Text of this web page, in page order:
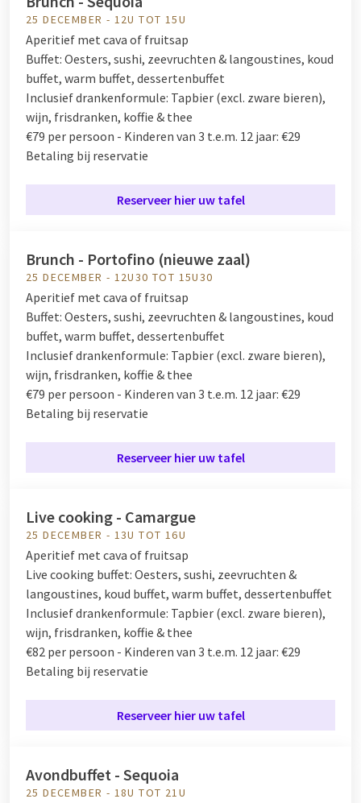
25 DECEMBER - 12U TOT 15U
Aperitief met cava of fruitsap
Buffet: Oesters, sushi, zeevruchten & langoustines, koud
buffet, warm buffet, dessertenbuffet
Inclusief drankenformule: Tapbier (excl. zware bieren),
wijn, frisdranken, koffie & thee
€79 per persoon - Kinderen van 3 t.e.m. 12 jaar: €29
Betaling bij reservatie
Reserveer hier uw tafel
Brunch - Portofino (nieuwe zaal)
25 DECEMBER - 12U30 TOT 15U30
Aperitief met cava of fruitsap
Buffet: Oesters, sushi, zeevruchten & langoustines, koud
buffet, warm buffet, dessertenbuffet
Inclusief drankenformule: Tapbier (excl. zware bieren),
wijn, frisdranken, koffie & thee
€79 per persoon - Kinderen van 3 t.e.m. 12 jaar: €29
Betaling bij reservatie
Reserveer hier uw tafel
Live cooking - Camargue
25 DECEMBER - 13U TOT 16U
Aperitief met cava of fruitsap
Live cooking buffet: Oesters, sushi, zeevruchten &
langoustines, koud buffet, warm buffet, dessertenbuffet
Inclusief drankenformule: Tapbier (excl. zware bieren),
wijn, frisdranken, koffie & thee
€82 per persoon - Kinderen van 3 t.e.m. 12 jaar: €29
Betaling bij reservatie
Reserveer hier uw tafel
Avondbuffet - Sequoia
25 DECEMBER - 18U TOT 21U